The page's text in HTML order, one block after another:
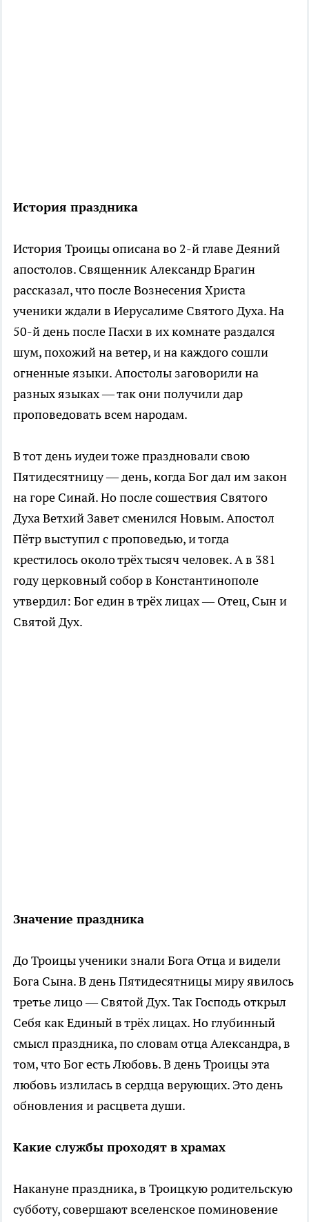
История праздника
История Троицы описана во 2-й главе Деяний
апостолов. Священник Александр Брагин
рассказал, что после Вознесения Христа
ученики ждали в Иерусалиме Святого Духа. На
50-й день после Пасхи в их комнате раздался
шум, похожий на ветер, и на каждого сошли
огненные языки. Апостолы заговорили на
разных языках — так они получили дар
проповедовать всем народам.
В тот день иудеи тоже праздновали свою
Пятидесятницу — день, когда Бог дал им закон
на горе Синай. Но после сошествия Святого
Духа Ветхий Завет сменился Новым. Апостол
Пётр выступил с проповедью, и тогда
крестилось около трёх тысяч человек. А в 381
году церковный собор в Константинополе
утвердил: Бог един в трёх лицах — Отец, Сын и
Святой Дух.
Значение праздника
До Троицы ученики знали Бога Отца и видели
Бога Сына. В день Пятидесятницы миру явилось
третье лицо — Святой Дух. Так Господь открыл
Себя как Единый в трёх лицах. Но глубинный
смысл праздника, по словам отца Александра, в
том, что Бог есть Любовь. В день Троицы эта
любовь излилась в сердца верующих. Это день
обновления и расцвета души.
Какие службы проходят в храмах
Накануне праздника, в Троицкую родительскую
субботу, совершают вселенское поминовение